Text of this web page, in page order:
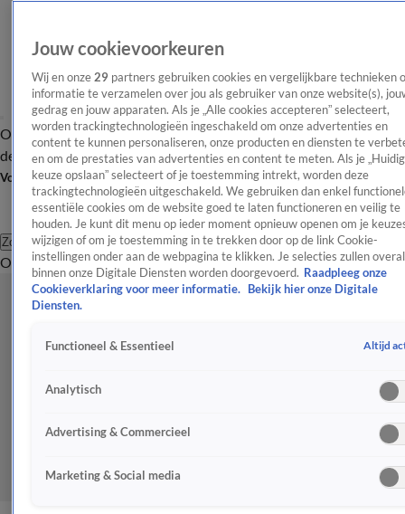
OverzichtAfleveringen Entertainment TV Algemeen
Tip
de redactieNieuwsbrief
Volg Shownieuws
Zoeken
OverzichtEntertainmentSpraakmakendRealityCrimeVideo's
Jouw cookievoorkeuren
Wij en onze 29 partners gebruiken cookies en vergelijkbare technieken
informatie te verzamelen over jou als gebruiker van onze website(s),
gedrag en jouw apparaten. Als je „Alle cookies accepteren” selecteert,
worden trackingtechnologieën ingeschakeld om onze advertenties en
content te kunnen personaliseren, onze producten en diensten te
en om de prestaties van advertenties en content te meten. Als je
keuze opslaan” selecteert of je toestemming intrekt, worden deze
trackingtechnologieën uitgeschakeld. We gebruiken dan enkel
essentiële cookies om de website goed te laten functioneren en veilig te
houden. Je kunt dit menu op ieder moment opnieuw openen om je
wijzigen of om je toestemming in te trekken door op de link Cookie-
instellingen onder aan de webpagina te klikken. Je selecties zullen overal
binnen onze Digitale Diensten worden doorgevoerd. Raadpleeg onze
Cookieverklaring voor meer informatie.
Bekijk hier onze Digitale
Diensten.
Functioneel & Essentieel Altijd
Analytisch
Advertising & Commercieel
Marketing & Social media